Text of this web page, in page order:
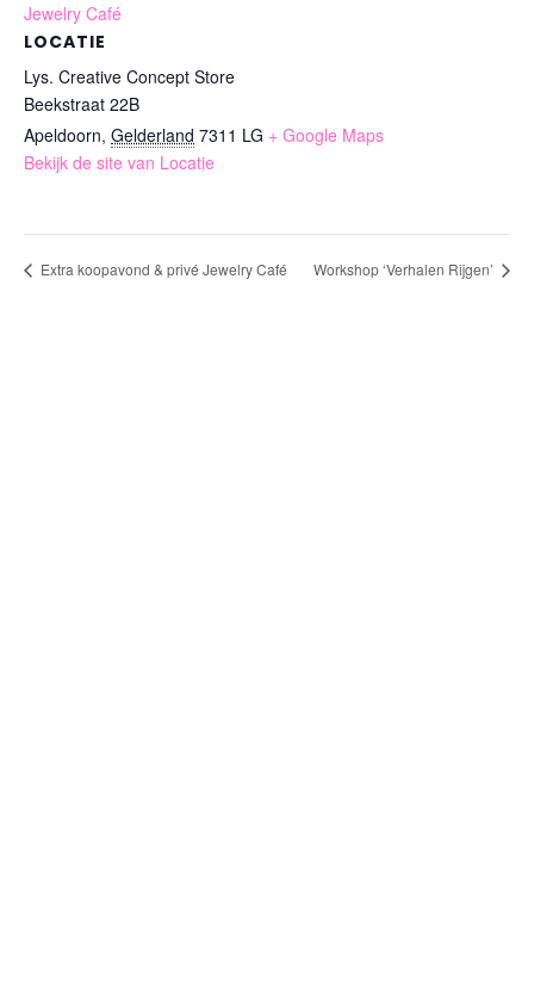
Jewelry Café
LOCATIE
Lys. Creative Concept Store
Beekstraat 22B
Apeldoorn, Gelderland 7311 LG + Google Maps
Bekijk de site van Locatie
Extra koopavond & privé Jewelry Café Workshop ‘Verhalen Rijgen’